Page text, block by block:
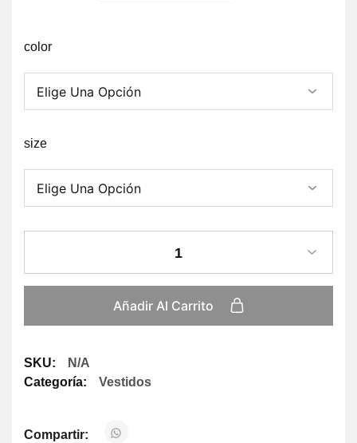
color
size
1
Añadir Al Carrito
SKU:
N/A
Categoría:
Vestidos
Compartir: